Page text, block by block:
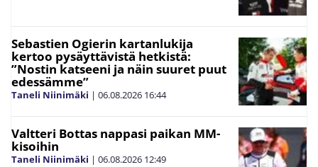
Sebastien Ogierin kartanlukija
kertoo pysäyttävistä hetkistä:
”Nostin katseeni ja näin suuret puut
edessämme”
Taneli Niinimäki | 06.08.2026 16:44
Valtteri Bottas nappasi paikan MM-
kisoihin
Taneli Niinimäki | 06.08.2026 12:49